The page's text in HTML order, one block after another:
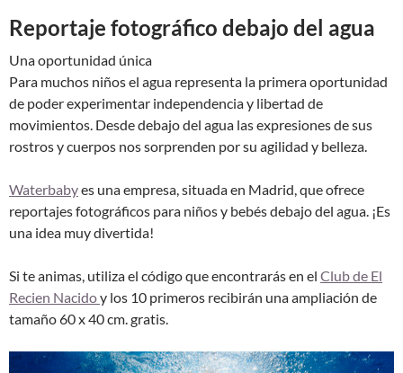
Reportaje fotográfico debajo del agua
Una oportunidad única
Para muchos niños el agua representa la primera oportunidad
de poder experimentar independencia y libertad de
movimientos. Desde debajo del agua las expresiones de sus
rostros y cuerpos nos sorprenden por su agilidad y belleza.
Waterbabyes una empresa, situada en Madrid, que ofrece
reportajes fotográficos para niños y bebés debajo del agua. ¡Es
una idea muy divertida!
Si te animas, utiliza el código que encontrarás en el Club de El
Recien Nacidoy los 10 primeros recibirán una ampliación de
tamaño 60 x 40 cm. gratis.